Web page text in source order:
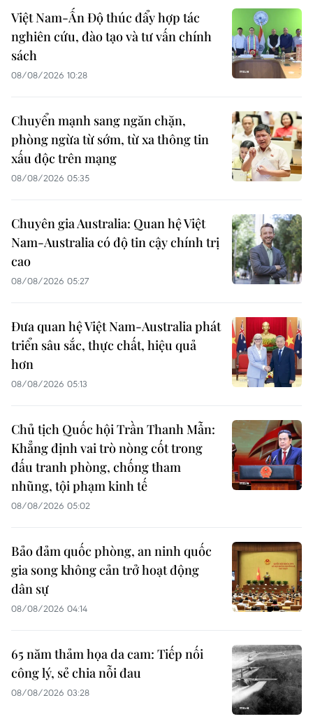
Việt Nam-Ấn Độ thúc đẩy hợp tác
nghiên cứu, đào tạo và tư vấn chính
sách
08/08/2026 10:28
Chuyển mạnh sang ngăn chặn,
phòng ngừa từ sớm, từ xa thông tin
xấu độc trên mạng
08/08/2026 05:35
Chuyên gia Australia: Quan hệ Việt
Nam-Australia có độ tin cậy chính trị
cao
08/08/2026 05:27
Đưa quan hệ Việt Nam-Australia phát
triển sâu sắc, thực chất, hiệu quả
hơn
08/08/2026 05:13
Chủ tịch Quốc hội Trần Thanh Mẫn:
Khẳng định vai trò nòng cốt trong
đấu tranh phòng, chống tham
nhũng, tội phạm kinh tế
08/08/2026 05:02
Bảo đảm quốc phòng, an ninh quốc
gia song không cản trở hoạt động
dân sự
08/08/2026 04:14
65 năm thảm họa da cam: Tiếp nối
công lý, sẻ chia nỗi đau
08/08/2026 03:28